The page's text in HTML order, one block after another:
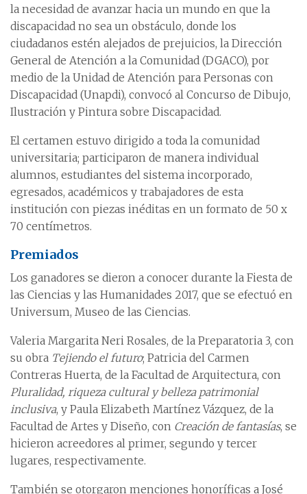
la necesidad de avanzar hacia un mundo en que la
discapacidad no sea un obstáculo, donde los
ciudadanos estén alejados de prejuicios, la Dirección
General de Atención a la Comunidad (DGACO), por
medio de la Unidad de Atención para Personas con
Discapacidad (Unapdi), convocó al Concurso de Dibujo,
Ilustración y Pintura sobre Discapacidad.
El certamen estuvo dirigido a toda la comunidad
universitaria; participaron de manera individual
alumnos, estudiantes del sistema incorporado,
egresados, académicos y trabajadores de esta
institución con piezas inéditas en un formato de 50 x
70 centímetros.
Premiados
Los ganadores se dieron a conocer durante la Fiesta de
las Ciencias y las Humanidades 2017, que se efectuó en
Universum, Museo de las Ciencias.
Valeria Margarita Neri Rosales, de la Preparatoria 3, con
su obra Tejiendo el futuro; Patricia del Carmen
Contreras Huerta, de la Facultad de Arquitectura, con
Pluralidad, riqueza cultural y belleza patrimonial
inclusiva, y Paula Elizabeth Martínez Vázquez, de la
Facultad de Artes y Diseño, con Creación de fantasías, se
hicieron acreedores al primer, segundo y tercer
lugares, respectivamente.
También se otorgaron menciones honoríficas a José